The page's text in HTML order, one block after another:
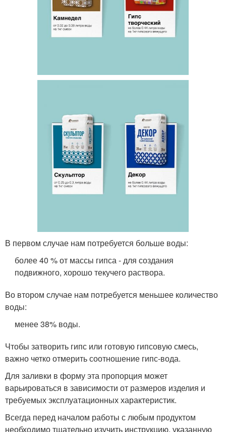
В первом случае нам потребуется больше воды:
более 40 % от массы гипса - для создания
подвижного, хорошо текучего раствора.
Во втором случае нам потребуется меньшее количество
воды:
менее 38% воды.
Чтобы затворить гипс или готовую гипсовую смесь,
важно четко отмерить соотношение гипс-вода.
Для заливки в форму эта пропорция может
варьироваться в зависимости от размеров изделия и
требуемых эксплуатационных характеристик.
Всегда перед началом работы с любым продуктом
необходимо тщательно изучить инструкцию, указанную